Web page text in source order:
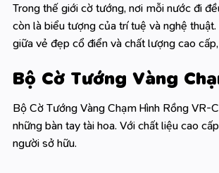
Trong thế giới cờ tướng, nơi mỗi nước đi
còn là biểu tượng của trí tuệ và nghệ
giữa vẻ đẹp cổ điển và chất lượng cao
Bộ Cờ Tướng Vàng
Bộ Cờ Tướng Vàng Chạm Hình Rồng
những bàn tay tài hoa. Với chất liệu cao
người sở hữu.